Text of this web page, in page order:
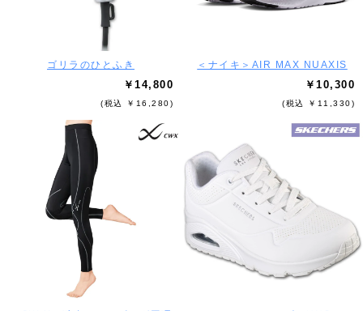
ゴリラのひとふき
￥14,800
(税込 ￥16,280)
＜ナイキ＞AIR MAX NUAXIS
￥10,300
(税込 ￥11,330)